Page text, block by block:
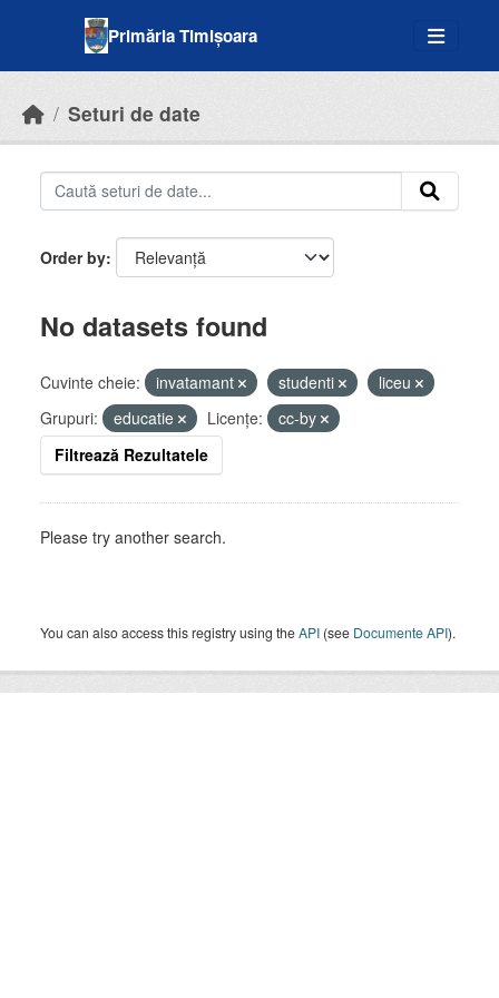
Primăria Timișoara
Seturi de date
Order by
No datasets found
Cuvinte cheie: invatamant studenti
liceu
Grupuri:
educatie Licenţe:
cc-by
Filtrează Rezultatele
Please try another search.
You can also access this registry using theAPI (see Documente API).